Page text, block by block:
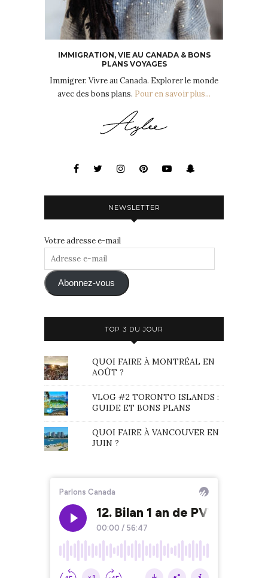
IMMIGRATION, VIE AU CANADA & BONS
PLANS VOYAGES
Immigrer. Vivre au Canada. Explorer le monde
avec des bons plans. Pour en savoir plus...
NEWSLETTER
Votre adresse e-mail
Adresse
mail Abonnez-vous
TOP 3 DU JOUR
QUOI FAIRE À MONTRÉAL EN
AOÛT ?
VLOG #2 TORONTO ISLANDS :
GUIDE ET BONS PLANS
QUOI FAIRE À VANCOUVER EN
JUIN ?